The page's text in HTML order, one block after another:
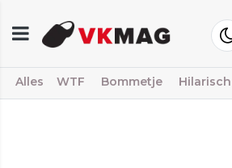
Alles WTF Bommetje Hilarisch